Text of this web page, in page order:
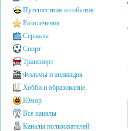
Путешествия и события
Развлечения
Сериалы
Спорт
Транспорт
Фильмы и анимация
Хобби и образование
Юмор
Все каналы
Каналы пользователей